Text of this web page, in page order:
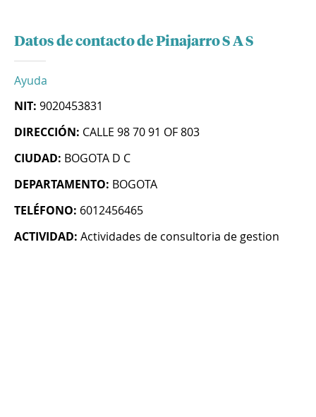
Datos de contacto de Pinajarro S A S
Ayuda
NIT: 9020453831
DIRECCIÓN: CALLE 98 70 91 OF 803
CIUDAD: BOGOTA D C
DEPARTAMENTO: BOGOTA
TELÉFONO: 6012456465
ACTIVIDAD: Actividades de consultoria de gestion